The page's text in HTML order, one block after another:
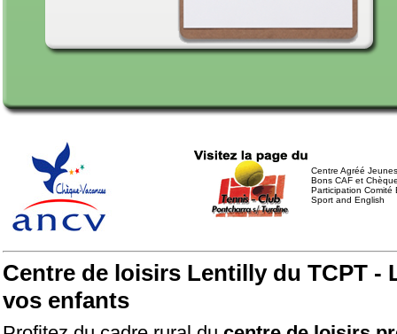
Centre Agréé
Bons CAF et
Participation Comité
Sport and English
Centre de loisirs Lentillydu TCPT -
vos enfants